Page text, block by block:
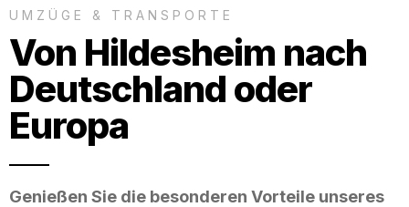
UMZÜGE & TRANSPORTE
Von Hildesheim nach
Deutschland oder
Europa
Genießen Sie die besonderen Vorteile unseres